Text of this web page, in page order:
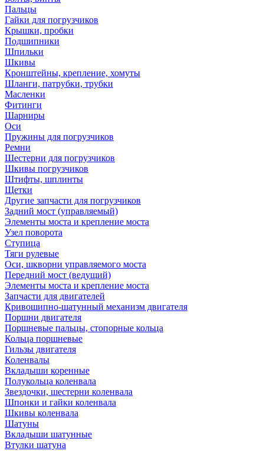
Пальцы
Гайки для погрузчиков
Крышки, пробки
Подшипники
Шпильки
Шкивы
Кронштейны, крепление, хомуты
Шланги, патрубки, трубки
Масленки
Фитинги
Шарниры
Оси
Пружины для погрузчиков
Ремни
Шестерни для погрузчиков
Шкивы погрузчиков
Штифты, шплинты
Щетки
Другие запчасти для погрузчиков
Задний мост (управляемый)
Элементы моста и крепление моста
Узел поворота
Ступица
Тяги рулевые
Оси, шкворни управляемого моста
Передний мост (ведущий)
Элементы моста и крепление моста
Запчасти для двигателей
Кривошипно-шатунный механизм двигателя
Поршни двигателя
Поршневые пальцы, стопорные кольца
Кольца поршневые
Гильзы двигателя
Коленвалы
Вкладыши коренные
Полукольца коленвала
Звездочки, шестерни коленвала
Шпонки и гайки коленвала
Шкивы коленвала
Шатуны
Вкладыши шатунные
Втулки шатуна